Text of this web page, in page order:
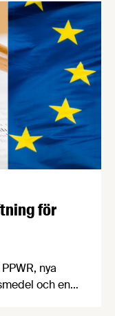
för
nya
och en